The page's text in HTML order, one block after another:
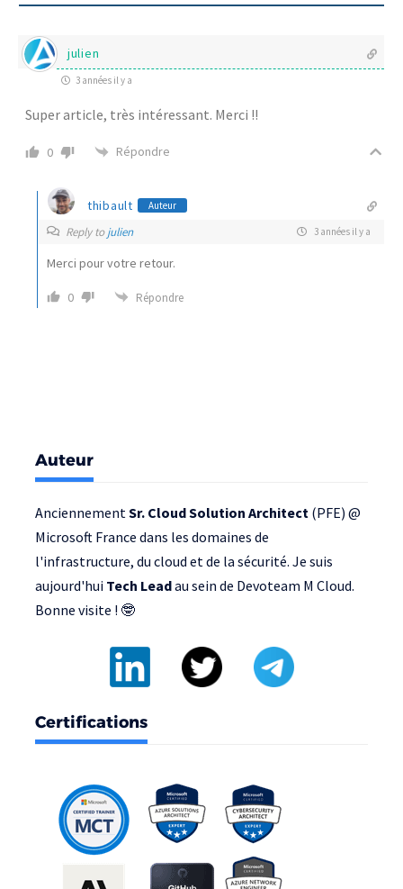
julien
3 années il y a
Super article, très intéressant. Merci !!
0 Répondre
thibault Auteur
Reply tojulien 3 années il y a
Merci pour votre retour.
0 Répondre
Auteur
Anciennement Sr. Cloud Solution Architect (PFE) @
Microsoft France dans les domaines de
l'infrastructure, du cloud et de la sécurité. Je suis
aujourd'hui Tech Leadau sein de Devoteam M Cloud.
Bonne visite ! 🤓
Certifications